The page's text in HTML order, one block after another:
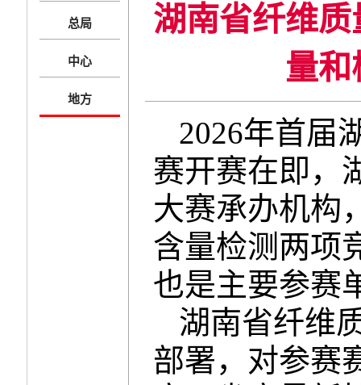
总局
中心
地方
湖南省纤维
量和
2026年首届
赛开赛在即，
大赛承办机构
含量检测两项
也是主要参赛
湖南省纤维
部署，对参赛